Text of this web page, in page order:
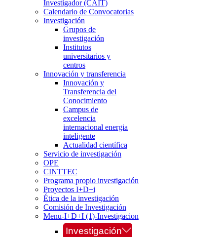
Investigador (CAIT)
Calendario de Convocatorias
Investigación
Grupos de
investigación
Institutos
universitarios y
centros
Innovación y transferencia
Innovación y
Transferencia del
Conocimiento
Campus de
excelencia
internacional energia
inteligente
Actualidad científica
Servicio de investigación
OPE
CINTTEC
Programa propio investigación
Proyectos I+D+i
Ética de la investigación
Comisión de Investigación
Menu-I+D+I (1)-Investigacion
Investigación